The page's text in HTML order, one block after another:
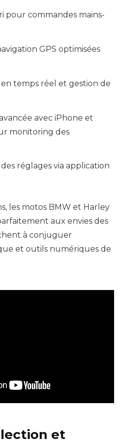
pour commandes mains-
GPS optimisées
temps réel et gestion de
avec iPhone et
monitoring des
réglages via application
les motos BMW et Harley
aux envies des
à conjuguer
et outils numériques de
et